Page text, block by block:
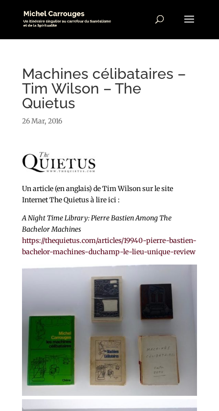
Machines célibataires –
Tim Wilson – The
Quietus
26 Mar, 2016
Un article (en anglais) de Tim Wilson sur le site
Internet The Quietus à lire ici :
A Night Time Library: Pierre Bastien Among The
Bachelor Machines
https://thequietus.com/articles/19940-pierre-bastien-
bachelor-machines-duchamp-le-lieu-unique-review